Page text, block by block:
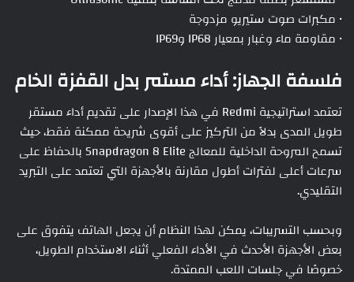
• مكبرات صوت ستيريو مزدوجة
• مقاومة ماء وغبار بمعيار IP68 وIP69
فلسفة الجهاز: أداء مستمر بدل القفزة الخام
تعتمد استراتيجية Redmi في هذا الإصدار على تقديم أداء مستقر
طويل المدى بدلاً من التركيز على أقوى شريحة ممكنة فقط، حيث
تسمح المروحة الداخلية للمعالج Snapdragon 8 Elite بالحفاظ على
سرعات أعلى لفترات أطول مقارنة بالأجهزة التي تعتمد على التبريد
التقليدي.
وبحسب التسريبات، يمكن لهذا النظام أن يجعل الهاتف يتفوق على
بعض الأجهزة الأحدث في الأداء الفعلي أثناء الاستخدام الطويل،
خصوصًا في جلسات اللعب الممتدة.